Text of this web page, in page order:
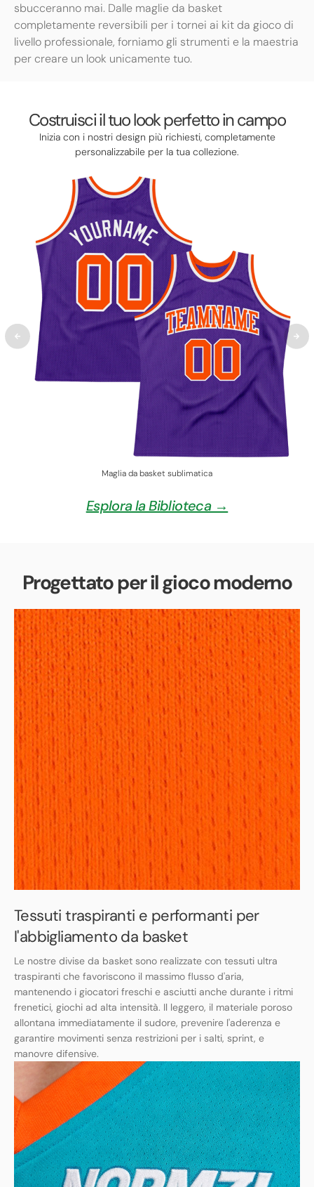
sbucceranno mai. Dalle maglie da basket
completamente reversibili per i tornei ai kit da gioco di
livello professionale, forniamo gli strumenti e la maestria
per creare un look unicamente tuo.
Costruisci il tuo look perfetto in campo
Inizia con i nostri design più richiesti, completamente
personalizzabile per la tua collezione.
Maglia da basket sublimatica
Esplora la Biblioteca →
Progettato per il gioco moderno
Tessuti traspiranti e performanti per
l'abbigliamento da basket
Le nostre divise da basket sono realizzate con tessuti ultra
traspiranti che favoriscono il massimo flusso d'aria,
mantenendo i giocatori freschi e asciutti anche durante i ritmi
frenetici, giochi ad alta intensità. Il leggero, il materiale poroso
allontana immediatamente il sudore, prevenire l'aderenza e
garantire movimenti senza restrizioni per i salti, sprint, e
manovre difensive.